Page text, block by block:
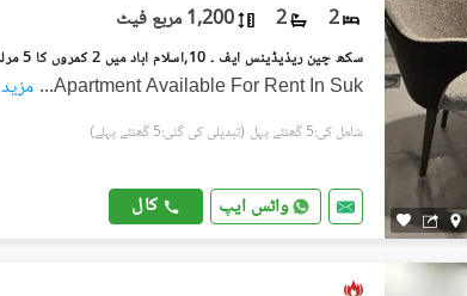
2
2 1,200 مربع فیٹ
Apartment Available For Rent In Suk
... مزید
شامل کی:5 گھنٹے پہل (تبدیلی کی گئی:5 گھنٹے پہلے)
واٹس ایپ کال